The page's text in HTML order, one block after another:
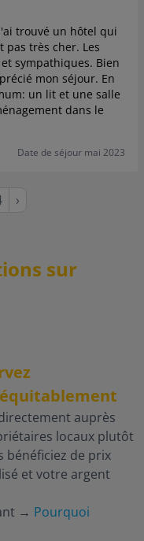
trouvé un hôtel qui
très cher. Les
sympathiques. Bien
mon séjour. En
un lit et une salle
dans le
Date de séjour mai 2023
Page
›
sur
auprès
locaux plutôt
bénéficiez de prix
et votre argent
→ Pourquoi